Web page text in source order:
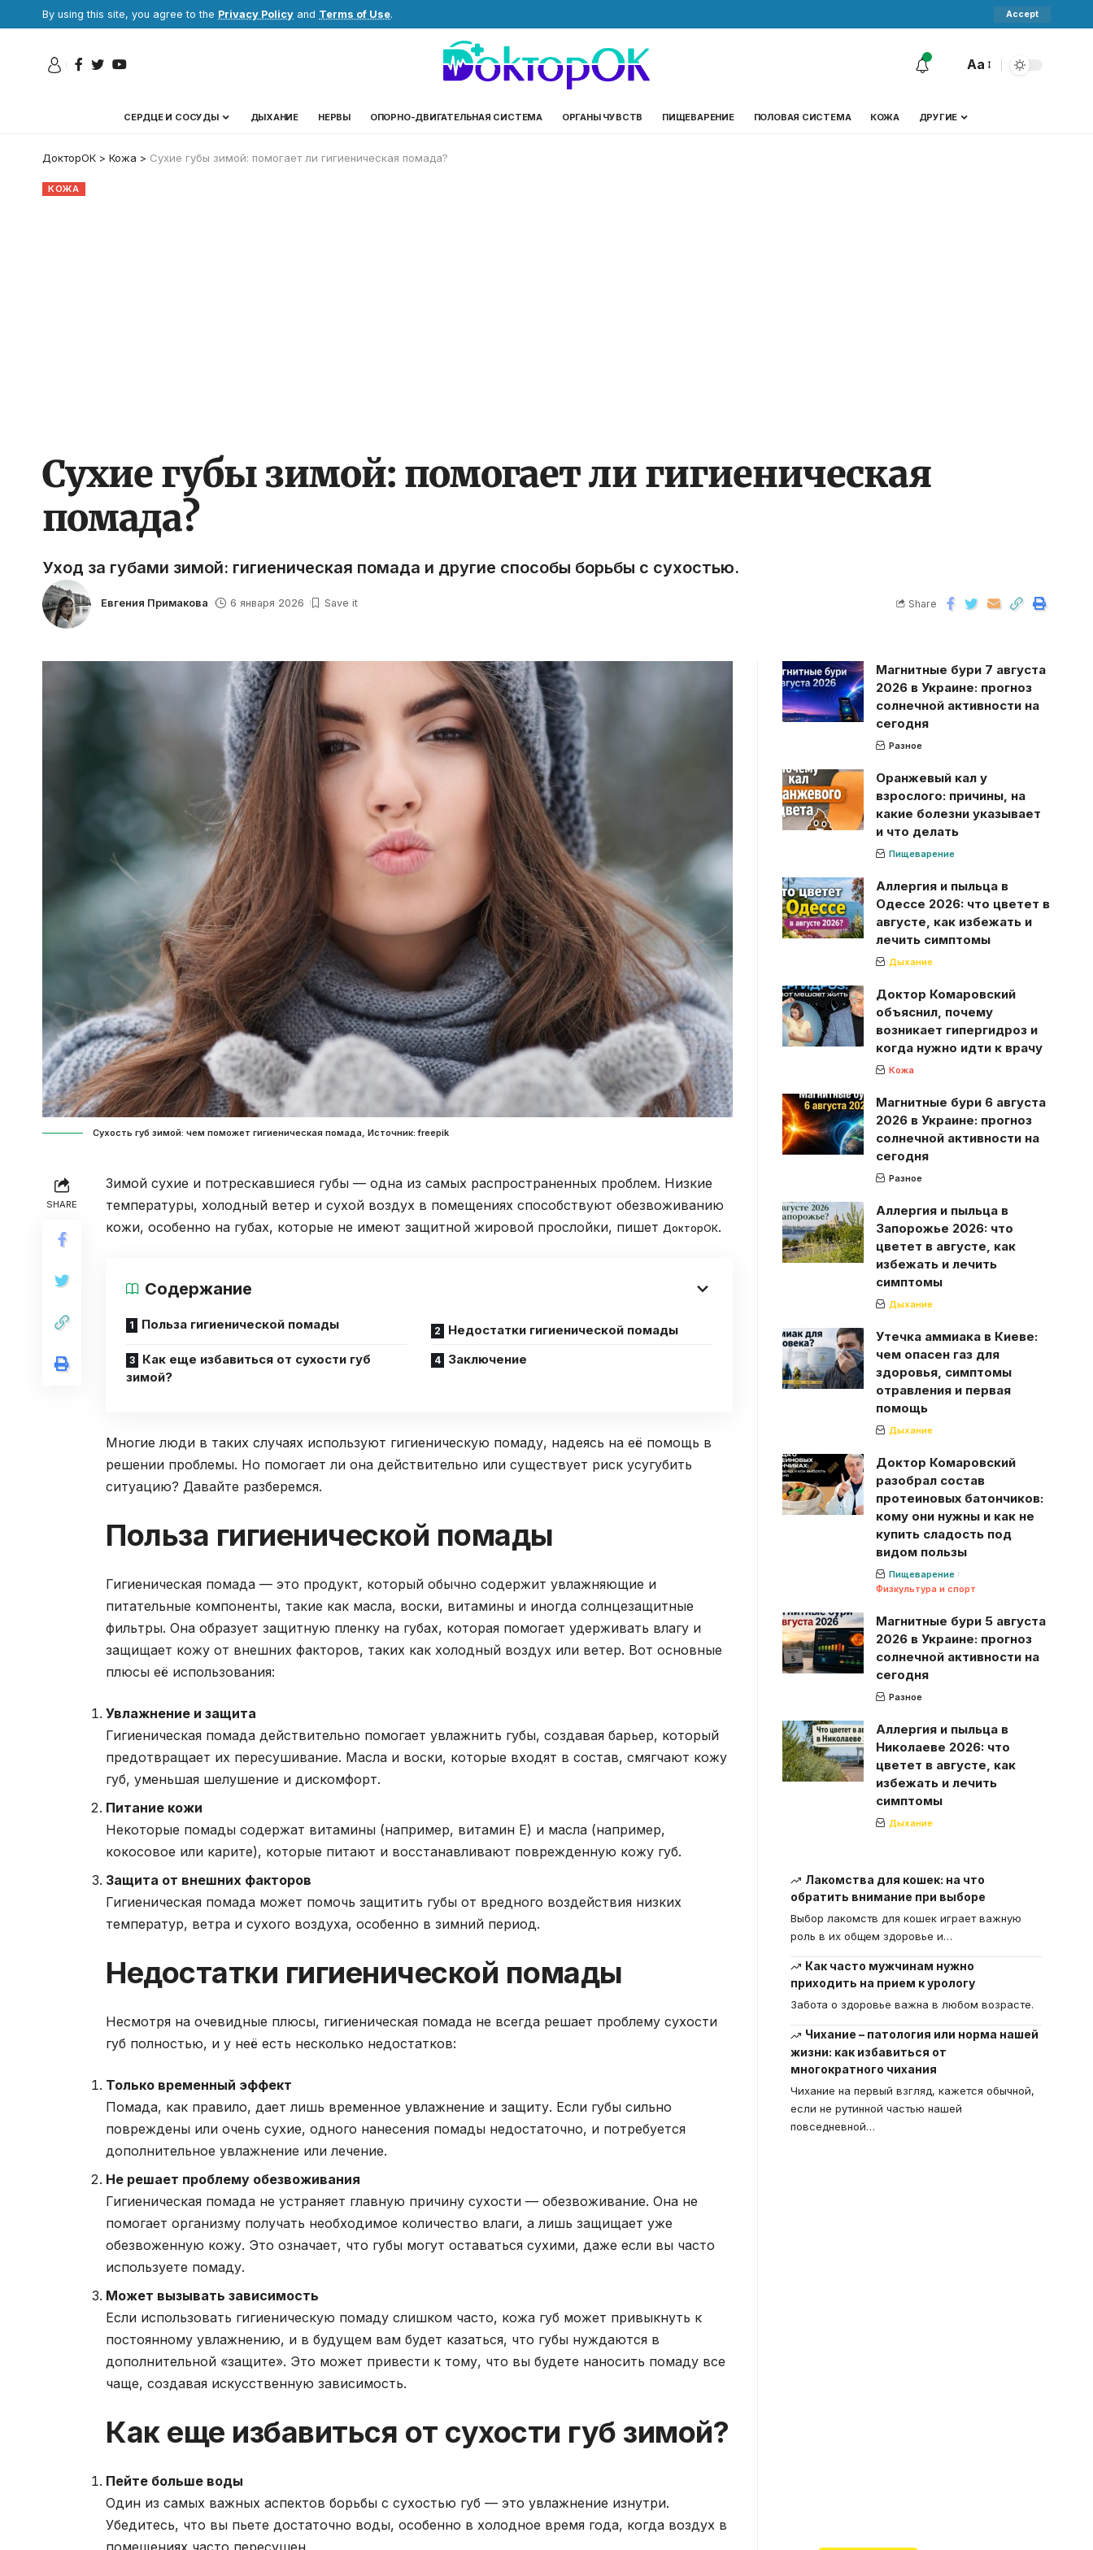
By using this site, you agree to the Privacy Policy and Terms of Use. Accept
Aa
СЕРДЦЕ И СОСУДЫ ДЫХАНИЕ НЕРВЫ ОПОРНО-ДВИГАТЕЛЬНАЯ СИСТЕМА ОРГАНЫ ЧУВСТВ ПИЩЕВАРЕНИЕ ПОЛОВАЯ СИСТЕМА КОЖА ДРУГИЕ
ДокторОК > Кожа > Сухие губы зимой: помогает ли гигиеническая помада?
КОЖА
Сухие губы зимой: помогает ли гигиеническая
помада?
Уход за губами зимой: гигиеническая помада и другие способы борьбы с сухостью.
Евгения Примакова 6 января 2026 Share
Сухость губ зимой: чем поможет гигиеническая помада, Источник: freepik
SHARE
Зимой сухие и потрескавшиеся губы — одна из самых распространенных проблем. Низкие
температуры, холодный ветер и сухой воздух в помещениях способствуют обезвоживанию
кожи, особенно на губах, которые не имеют защитной жировой прослойки, пишет ДокторОК.
Содержание
Польза гигиенической помады
Недостатки гигиенической помады
Как еще избавиться от сухости губ
зимой?
Заключение
Многие люди в таких случаях используют гигиеническую помаду, надеясь на её помощь в
решении проблемы. Но помогает ли она действительно или существует риск усугубить
ситуацию? Давайте разберемся.
Польза гигиенической помады
Гигиеническая помада — это продукт, который обычно содержит увлажняющие и
питательные компоненты, такие как масла, воски, витамины и иногда солнцезащитные
фильтры. Она образует защитную пленку на губах, которая помогает удерживать влагу и
защищает кожу от внешних факторов, таких как холодный воздух или ветер. Вот основные
плюсы её использования:
Увлажнение и защита
Гигиеническая помада действительно помогает увлажнить губы, создавая барьер, который
предотвращает их пересушивание. Масла и воски, которые входят в состав, смягчают кожу
губ, уменьшая шелушение и дискомфорт.
Питание кожи
Некоторые помады содержат витамины (например, витамин E) и масла (например,
кокосовое или карите), которые питают и восстанавливают поврежденную кожу губ.
Защита от внешних факторов
Гигиеническая помада может помочь защитить губы от вредного воздействия низких
температур, ветра и сухого воздуха, особенно в зимний период.
Недостатки гигиенической помады
Несмотря на очевидные плюсы, гигиеническая помада не всегда решает проблему сухости
губ полностью, и у неё есть несколько недостатков:
Только временный эффект
Помада, как правило, дает лишь временное увлажнение и защиту. Если губы сильно
повреждены или очень сухие, одного нанесения помады недостаточно, и потребуется
дополнительное увлажнение или лечение.
Не решает проблему обезвоживания
Гигиеническая помада не устраняет главную причину сухости — обезвоживание. Она не
помогает организму получать необходимое количество влаги, а лишь защищает уже
обезвоженную кожу. Это означает, что губы могут оставаться сухими, даже если вы часто
используете помаду.
Может вызывать зависимость
Если использовать гигиеническую помаду слишком часто, кожа губ может привыкнуть к
постоянному увлажнению, и в будущем вам будет казаться, что губы нуждаются в
дополнительной «защите». Это может привести к тому, что вы будете наносить помаду все
чаще, создавая искусственную зависимость.
Как еще избавиться от сухости губ зимой?
Пейте больше воды
Один из самых важных аспектов борьбы с сухостью губ — это увлажнение изнутри.
Убедитесь, что вы пьете достаточно воды, особенно в холодное время года, когда воздух в
Магнитные бури 7 августа
2026 в Украине: прогноз
солнечной активности на
сегодня
Разное
Оранжевый кал у
взрослого: причины, на
какие болезни указывает
и что делать
Пищеварение
Аллергия и пыльца в
Одессе 2026: что цветет в
августе, как избежать и
лечить симптомы
Дыхание
Доктор Комаровский
объяснил, почему
возникает гипергидроз и
когда нужно идти к врачу
Кожа
Магнитные бури 6 августа
2026 в Украине: прогноз
солнечной активности на
сегодня
Разное
Аллергия и пыльца в
Запорожье 2026: что
цветет в августе, как
избежать и лечить
симптомы
Дыхание
Утечка аммиака в Киеве:
чем опасен газ для
здоровья, симптомы
отравления и первая
помощь
Дыхание
Доктор Комаровский
разобрал состав
протеиновых батончиков:
кому они нужны и как не
купить сладость под
видом пользы
Пищеварение
Физкультура и спорт
Магнитные бури 5 августа
2026 в Украине: прогноз
солнечной активности на
сегодня
Разное
Аллергия и пыльца в
Николаеве 2026: что
цветет в августе, как
избежать и лечить
симптомы
Дыхание
Лакомства для кошек: на что
обратить внимание при выборе
Выбор лакомств для кошек играет важную
роль в их общем здоровье и…
Как часто мужчинам нужно
приходить на прием к урологу
Забота о здоровье важна в любом возрасте.
Чихание – патология или норма нашей
жизни: как избавиться от
многократного чихания
Чихание на первый взгляд, кажется обычной,
если не рутинной частью нашей
повседневной…